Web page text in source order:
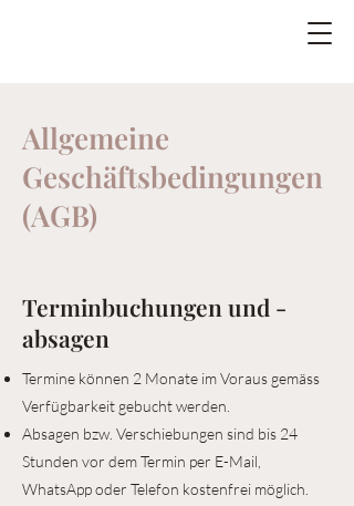
Allgemeine
Geschäftsbedingungen
(AGB)
Terminbuchungen und -
absagen
Termine können 2 Monate im Voraus gemäss
Verfügbarkeit gebucht werden.
Absagen bzw. Verschiebungen sind bis 24
Stunden vor dem Termin per E-Mail,
WhatsApp oder Telefon kostenfrei möglich.